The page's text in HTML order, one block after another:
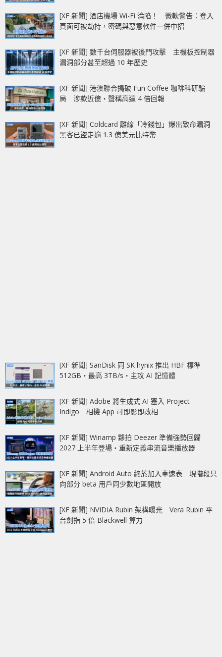
[XF 新聞] 酒店機場 Wi-Fi 淪陷！ 微軟警告：登入
頁面可被劫持，密碼與惡意軟件一併中招
[XF 新聞] 數千台伺服器被後門攻擊 主機板控制器
漏洞部分甚至超過 10 年歷史
[XF 新聞] 港澳聯合搗破 Fun Coffee 咖啡科研騙
局 涉款近億‧聲稱高達 4 倍回報
[XF 新聞] Coldcard 離線「冷錢包」爆出致命漏洞
黑客已盜走逾 1.3 億美元比特幣
[XF 新聞] SanDisk 同 SK hynix 推出 HBF 標準
512GB‧最高 3TB/s‧主攻 AI 記憶體
[XF 新聞] Adobe 將生成式 AI 塞入 Project
Indigo 相機 App 可即影即改相
[XF 新聞] Winamp 夥拍 Deezer 準備強勢回歸
2027 上半年登場‧重新定義串流音樂播放器
[XF 新聞] Android Auto 終於加入車速表 現階段只
向部分 beta 用戶同少數地區開放
[XF 新聞] NVIDIA Rubin 架構曝光 Vera Rubin 平
台劍指 5 倍 Blackwell 算力